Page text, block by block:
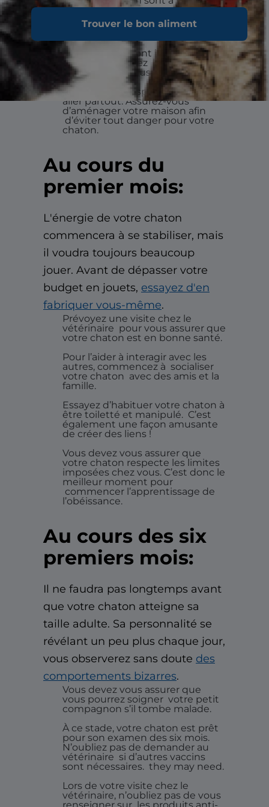
Trouver le bon aliment
Veillez à vous procurer les
fournitures nécessaires.
Les accidents sont inévitables,
alors commencez l’apprentissage
de la litière
le plus tôt possible.
Le chaton est espiègle et peut
aller partout. Assurez-vous
d’aménager votre maison afin
d’éviter tout danger pour votre
chaton.
Au cours du
premier mois:
L'énergie de votre chaton
commencera à se stabiliser, mais
il voudra toujours beaucoup
jouer. Avant de dépasser votre
budget en jouets, essayez d'en
fabriquer vous-même.
Prévoyez une visite chez le
vétérinaire pour vous assurer que
votre chaton est en bonne santé.
Pour l’aider à interagir avec les
autres, commencez à socialiser
votre chaton avec des amis et la
famille.
Essayez d’habituer votre chaton à
être toiletté et manipulé. C’est
également une façon amusante
de créer des liens !
Vous devez vous assurer que
votre chaton respecte les limites
imposées chez vous. C’est donc le
meilleur moment pour
commencer l’apprentissage de
l’obéissance.
Au cours des six
premiers mois:
Il ne faudra pas longtemps avant
que votre chaton atteigne sa
taille adulte. Sa personnalité se
révélant un peu plus chaque jour,
vous observerez sans doute des
comportements bizarres.
Vous devez vous assurer que
vous pourrez soigner votre petit
compagnon s’il tombe malade.
À ce stade, votre chaton est prêt
pour son examen des six mois.
N’oubliez pas de demander au
vétérinaire si d’autres vaccins
sont nécessaires. they may need.
Lors de votre visite chez le
vétérinaire, n’oubliez pas de vous